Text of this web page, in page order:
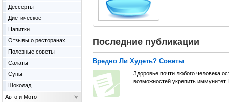
Последние публикации
Вредно Ли Худеть? Советы
Здоровье почти любого человека
возможностей укрепить иммунитет.
Дессерты
Диетическое
Напитки
Отзывы о ресторанах
Полезные советы
Салаты
Супы
Шоколад
Авто и Мото